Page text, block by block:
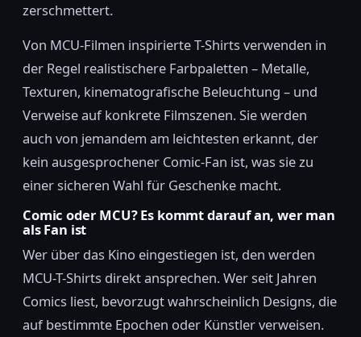
zerschmettert.
Von MCU-Filmen inspirierte T-Shirts verwenden in
der Regel realistischere Farbpaletten – Metalle,
Texturen, kinematografische Beleuchtung – und
Verweise auf konkrete Filmszenen. Sie werden
auch von jemandem am leichtesten erkannt, der
kein ausgesprochener Comic-Fan ist, was sie zu
einer sicheren Wahl für Geschenke macht.
Comic oder MCU? Es kommt darauf an, wer man
als Fan ist
Wer über das Kino eingestiegen ist, den werden
MCU-T-Shirts direkt ansprechen. Wer seit Jahren
Comics liest, bevorzugt wahrscheinlich Designs, die
auf bestimmte Epochen oder Künstler verweisen.